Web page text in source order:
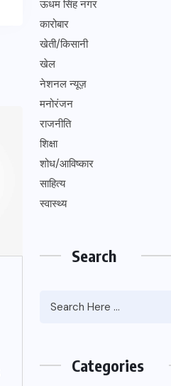
ऊधम सिंह नगर
कारोबार
खेती/किसानी
खेल
नेशनल न्यूज़
मनोरंजन
राजनीति
शिक्षा
शोध/आविष्कार
साहित्य
स्वास्थ्य
Search
Categories